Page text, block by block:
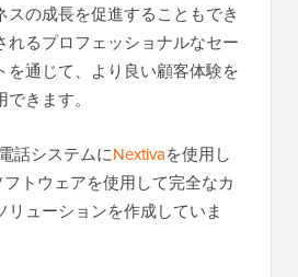
スの成長を促進することもでき
れるプロフェッショナルなセー
を通じて、より良い顧客体験を
きます。
話システムにNextivaを使用し
フトウェアを使用して完全なカ
リューションを作成していま